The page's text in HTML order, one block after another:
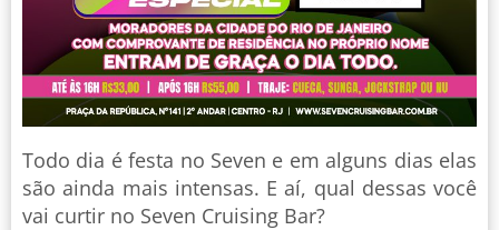
Todo dia é festa no Seven e em alguns dias elas
são ainda mais intensas. E aí, qual dessas você
vai curtir no Seven Cruising Bar?